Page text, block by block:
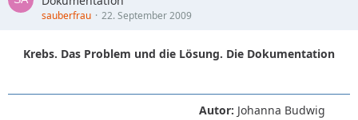
sauberfrau 22. September 2009
Krebs. Das Problem und die Lösung. Die Dokumentation
Autor: Johanna Budwig